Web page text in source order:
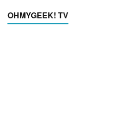
OHMYGEEK! TV